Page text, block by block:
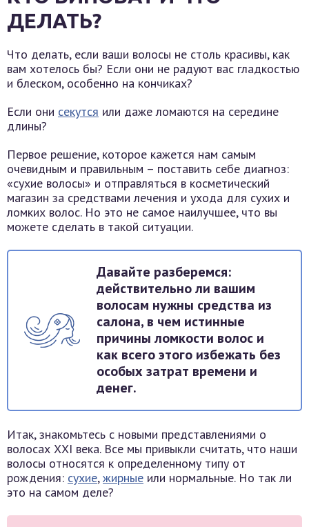
ДЕЛАТЬ?
Что делать, если ваши волосы не столь красивы, как
вам хотелось бы? Если они не радуют вас гладкостью
и блеском, особенно на кончиках?
Если они секутся или даже ломаются на середине
длины?
Первое решение, которое кажется нам самым
очевидным и правильным – поставить себе диагноз:
«сухие волосы» и отправляться в косметический
магазин за средствами лечения и ухода для сухих и
ломких волос. Но это не самое наилучшее, что вы
можете сделать в такой ситуации.
Давайте разберемся:
действительно ли вашим
волосам нужны средства из
салона, в чем истинные
причины ломкости волос и
как всего этого избежать без
особых затрат времени и
денег.
Итак, знакомьтесь с новыми представлениями о
волосах ХХI века. Все мы привыкли считать, что наши
волосы относятся к определенному типу от
рождения: сухие,жирные или нормальные. Но так ли
это на самом деле?